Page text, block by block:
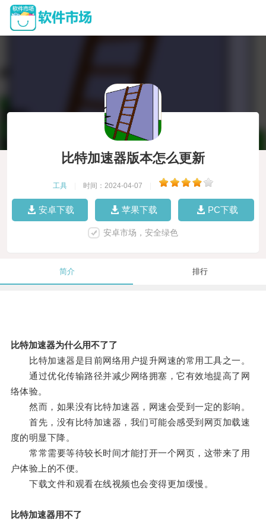
比特加速器版本怎么更新
工具 时间：2024-04-07
安卓下载 苹果下载 PC下载
安卓市场，安全绿色
简介 排行
比特加速器为什么用不了了
比特加速器是目前网络用户提升网速的常用工具之一。
通过优化传输路径并减少网络拥塞，它有效地提高了网
络体验。
然而，如果没有比特加速器，网速会受到一定的影响。
首先，没有比特加速器，我们可能会感受到网页加载速
度的明显下降。
常常需要等待较长时间才能打开一个网页，这带来了用
户体验上的不便。
下载文件和观看在线视频也会变得更加缓慢。
比特加速器用不了